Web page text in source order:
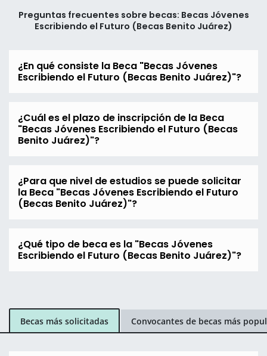
Preguntas frecuentes sobre becas: Becas Jóvenes
Escribiendo el Futuro (Becas Benito Juárez)
¿En qué consiste la Beca "Becas Jóvenes
Escribiendo el Futuro (Becas Benito Juárez)"?
¿Cuál es el plazo de inscripción de la Beca
"Becas Jóvenes Escribiendo el Futuro (Becas
Benito Juárez)"?
¿Para que nivel de estudios se puede solicitar
la Beca "Becas Jóvenes Escribiendo el Futuro
(Becas Benito Juárez)"?
¿Qué tipo de beca es la "Becas Jóvenes
Escribiendo el Futuro (Becas Benito Juárez)"?
Becas más solicitadas Convocantes de becas más